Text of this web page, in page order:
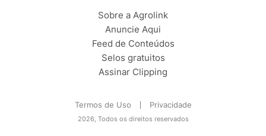
Sobre a Agrolink
Anuncie Aqui
Feed de Conteúdos
Selos gratuitos
Assinar Clipping
Termos de Uso Privacidade
2026, Todos os direitos reservados